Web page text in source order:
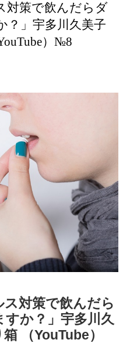
対策で飲んだらダ
？」宇多川久美子
）№8
ス対策で飲んだら
か？」宇多川久
（YouTube）